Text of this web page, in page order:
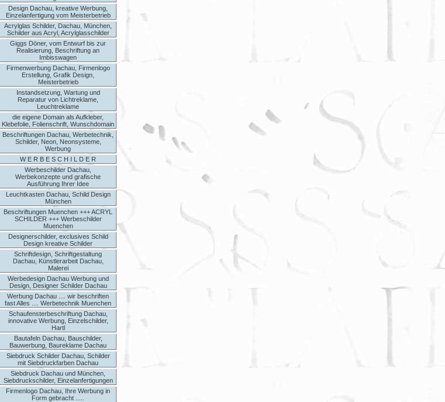
Design Dachau, kreative Werbung,
Einzelanfertigung vom Meisterbetrieb
Acrylglas Schilder, Dachau, München,
Schilder aus Acryl, Acrylglasschilder
Giggs Döner, vom Entwurf bis zur
Realisierung, Beschriftung an
Imbisswagen
Firmenwerbung Dachau, Firmenlogo
Erstellung, Grafik Design,
Meisterbetrieb
Instandsetzung, Wartung und
Reparatur von Lichtreklame,
Leuchtreklame
die eigene Domain als Aufkleber,
Klebefolie, Folienschrift, Wunschdomain
Beschriftungen Dachau, Werbetechnik,
Schilder, Neon, Neonsysteme,
Werbung
W E R B E S C H I L D E R
Werbeschilder Dachau,
Werbekonzepte und grafische
Ausführung Ihrer Idee
Leuchtkasten Dachau, Schild Design
München
Beschriftungen Muenchen +++ ACRYL
SCHILDER +++ Werbeschilder
Muenchen
Designerschilder, exclusives Schild
Design kreative Schilder
Schriftdesign, Schriftgestaltung
Dachau, Künstlerarbeit Dachau,
Malerei
Werbedesign Dachau Werbung und
Design, Designer Schilder Dachau
Werbung Dachau .... wir beschriften
fast Alles .... Werbetechnik Muenchen
Schaufensterbeschriftung Dachau,
innovative Werbung, Einzelschilder,
Hartl
Bautafeln Dachau, Bauschilder,
Bauwerbung, Baureklame Dachau
Siebdruck Schilder Dachau, Schilder
mit Siebdruckfarben Dachau
Siebdruck Dachau und München,
Siebdruckschilder, Einzelanfertigungen
Firmenlogo Dachau, Ihre Werbung in
Form gebracht .....